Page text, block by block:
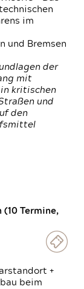
im
und Bremsen
der
mit
kritischen
und
den
Termine,
+
beim